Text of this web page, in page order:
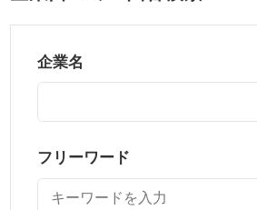
企業名
フリーワード